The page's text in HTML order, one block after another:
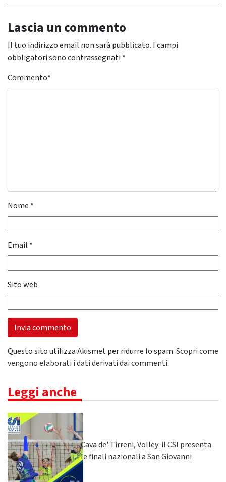
Lascia un commento
Il tuo indirizzo email non sarà pubblicato. I campi
obbligatori sono contrassegnati *
Commento*
Nome *
Email *
Sito web
Questo sito utilizza Akismet per ridurre lo spam.Scopri come
vengono elaborati i dati derivati dai commenti.
Leggi anche
Cava de' Tirreni, Volley: il CSI presenta
le finali nazionali a San Giovanni